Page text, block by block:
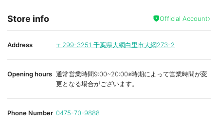
Store info Official Account
Address 〒299-3251 千葉県大網白里市大網273-2
Opening hours 通常営業時間9:00~20:00※時期によって営業時間が変
更となる場合がございます。
Phone Number 0475-70-9888